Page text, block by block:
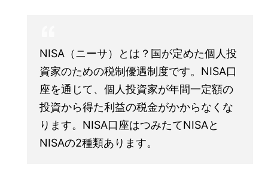
NISA（ニーサ）とは？国が定めた個人投
資家のための税制優遇制度です。NISA口
座を通じて、個人投資家が年間一定額の
投資から得た利益の税金がかからなくな
ります。NISA口座はつみたてNISAと
NISAの2種類あります。